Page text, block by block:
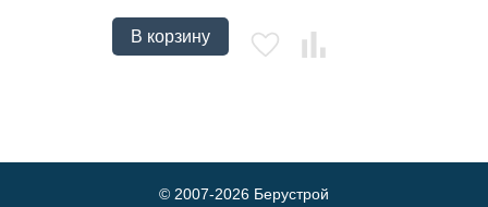
В корзину
© 2007-2026 Берустрой